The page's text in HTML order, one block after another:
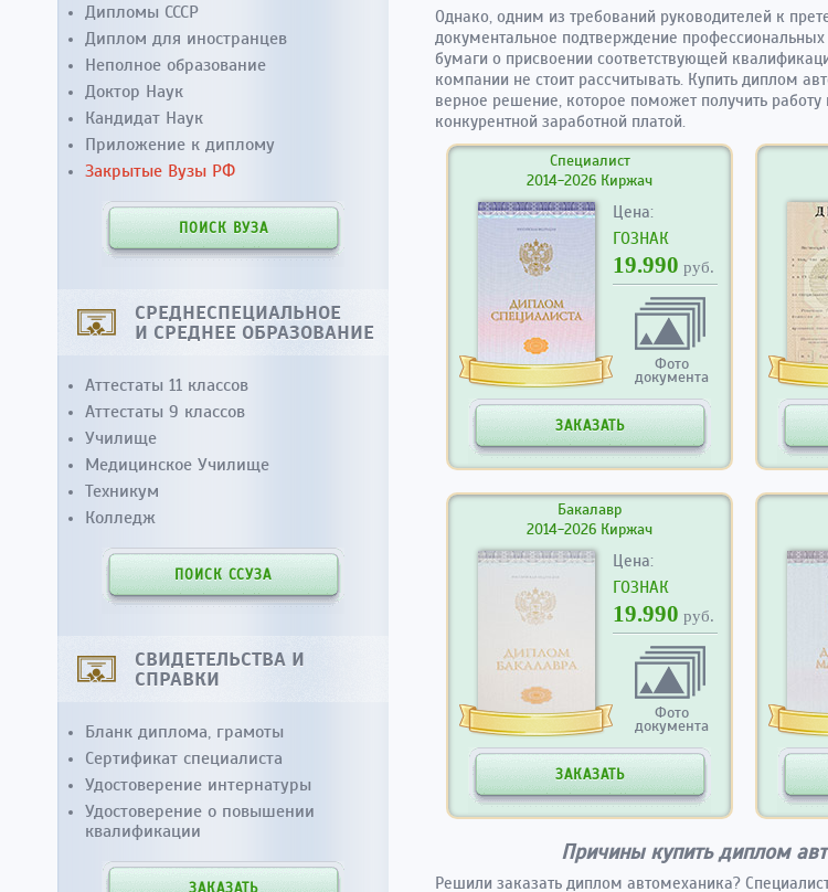
Однако, одним из требований руководителей к
документальное подтверждение
бумаги о присвоении соответствующей
компании не стоит рассчитывать. Купить диплом
верное решение, которое поможет получить
конкурентной заработной платой.
Специалист
2014-2026 Киржач
Цена:
ГОЗНАК
19.990 руб.
Фото
документа
ЗАКАЗАТЬ
Бакалавр
2014-2026 Киржач
Цена:
ГОЗНАК
19.990 руб.
Фото
документа
ЗАКАЗАТЬ
Причины купить диплом
Решили заказать диплом автомеханика?
Дипломы СССР
Диплом для иностранцев
Неполное образование
Доктор Наук
Кандидат Наук
Приложение к диплому
Закрытые Вузы РФ
ПОИСК ВУЗА
СРЕДНЕСПЕЦИАЛЬНОЕ
И СРЕДНЕЕ ОБРАЗОВАНИЕ
Аттестаты 11 классов
Аттестаты 9 классов
Училище
Медицинское Училище
Техникум
Колледж
ПОИСК ССУЗА
СВИДЕТЕЛЬСТВА И
СПРАВКИ
Бланк диплома, грамоты
Сертификат специалиста
Удостоверение интернатуры
Удостоверение о повышении
квалификации